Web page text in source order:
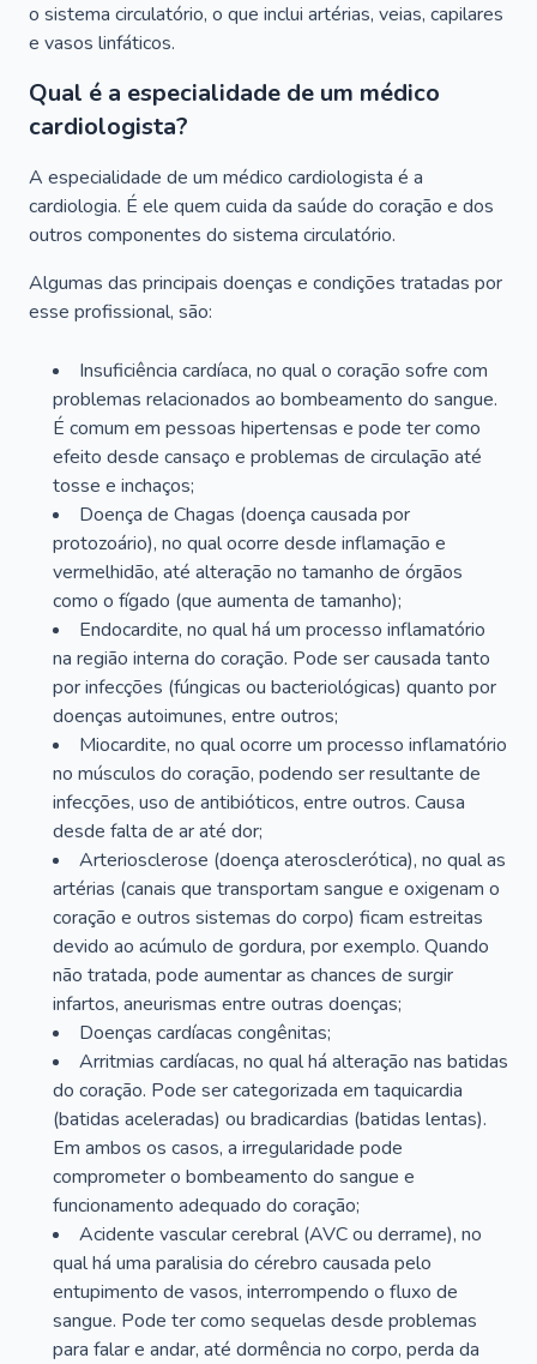
o sistema circulatório, o que inclui artérias, veias, capilares
e vasos linfáticos.
Qual é a especialidade de um médico
cardiologista?
A especialidade de um médico cardiologista é a
cardiologia. É ele quem cuida da saúde do coração e dos
outros componentes do sistema circulatório.
Algumas das principais doenças e condições tratadas por
esse profissional, são:
Insuficiência cardíaca, no qual o coração sofre com
problemas relacionados ao bombeamento do sangue.
É comum em pessoas hipertensas e pode ter como
efeito desde cansaço e problemas de circulação até
tosse e inchaços;
Doença de Chagas (doença causada por
protozoário), no qual ocorre desde inflamação e
vermelhidão, até alteração no tamanho de órgãos
como o fígado (que aumenta de tamanho);
Endocardite, no qual há um processo inflamatório
na região interna do coração. Pode ser causada tanto
por infecções (fúngicas ou bacteriológicas) quanto por
doenças autoimunes, entre outros;
Miocardite, no qual ocorre um processo inflamatório
no músculos do coração, podendo ser resultante de
infecções, uso de antibióticos, entre outros. Causa
desde falta de ar até dor;
Arteriosclerose (doença aterosclerótica), no qual as
artérias (canais que transportam sangue e oxigenam o
coração e outros sistemas do corpo) ficam estreitas
devido ao acúmulo de gordura, por exemplo. Quando
não tratada, pode aumentar as chances de surgir
infartos, aneurismas entre outras doenças;
Doenças cardíacas congênitas;
Arritmias cardíacas, no qual há alteração nas batidas
do coração. Pode ser categorizada em taquicardia
(batidas aceleradas) ou bradicardias (batidas lentas).
Em ambos os casos, a irregularidade pode
comprometer o bombeamento do sangue e
funcionamento adequado do coração;
Acidente vascular cerebral (AVC ou derrame), no
qual há uma paralisia do cérebro causada pelo
entupimento de vasos, interrompendo o fluxo de
sangue. Pode ter como sequelas desde problemas
para falar e andar, até dormência no corpo, perda da